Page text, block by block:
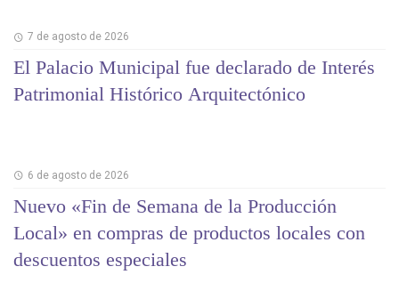
7 de agosto de 2026
El Palacio Municipal fue declarado de Interés
Patrimonial Histórico Arquitectónico
6 de agosto de 2026
Nuevo «Fin de Semana de la Producción
Local» en compras de productos locales con
descuentos especiales